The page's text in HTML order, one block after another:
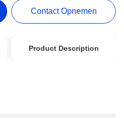
Contact Opnemen
Product Description